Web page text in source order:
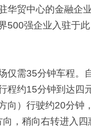
华贸中心的金融企
500强企业入驻于
仅需35分钟车程。
程约15分钟到达四
向）行驶约20分钟
，稍向右转进入